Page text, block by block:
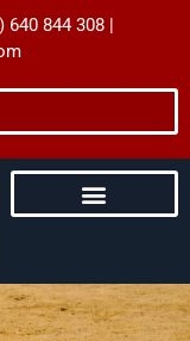
640 844 308 |